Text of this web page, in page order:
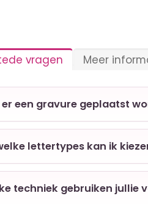
vragen
er een gravure geplaatst
lettertypes kan ik
techniek gebruiken jullie
Meer